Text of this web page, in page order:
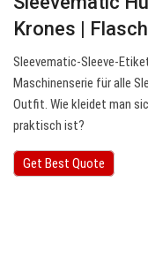
Krones |
Sleevematic-Sleeve-
Maschinenserie für alle
Outfit. Wie kleidet man
praktisch ist?
Get Best Quote